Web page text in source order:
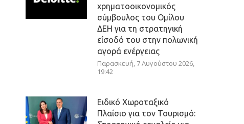
χρηματοοικονομικός
σύμβουλος του Ομίλου
ΔΕΗ για τη στρατηγική
είσοδό του στην πολωνική
αγορά ενέργειας
Παρασκευή, 7 Αυγούστου 2026,
19:42
Ειδικό Χωροταξικό
Πλαίσιο για τον Τουρισμό: